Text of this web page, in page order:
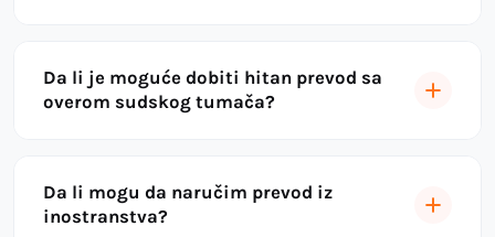
Da li je moguće dobiti hitan prevod sa
overom sudskog tumača?
Da li mogu da naručim prevod iz
inostranstva?